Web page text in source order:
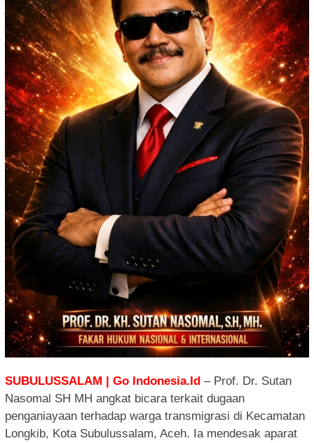
SUBULUSSALAM | Go Indonesia.Id – Prof. Dr. Sutan
Nasomal SH MH angkat bicara terkait dugaan
penganiayaan terhadap warga transmigrasi di Kecamatan
Longkib, Kota Subulussalam, Aceh. Ia mendesak aparat